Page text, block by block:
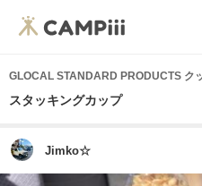
GLOCAL STANDARD PRODUCTS
スタッキングカップ
Jimko☆